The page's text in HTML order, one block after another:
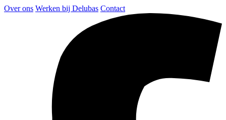
Over ons Werken bij Delubas Contact